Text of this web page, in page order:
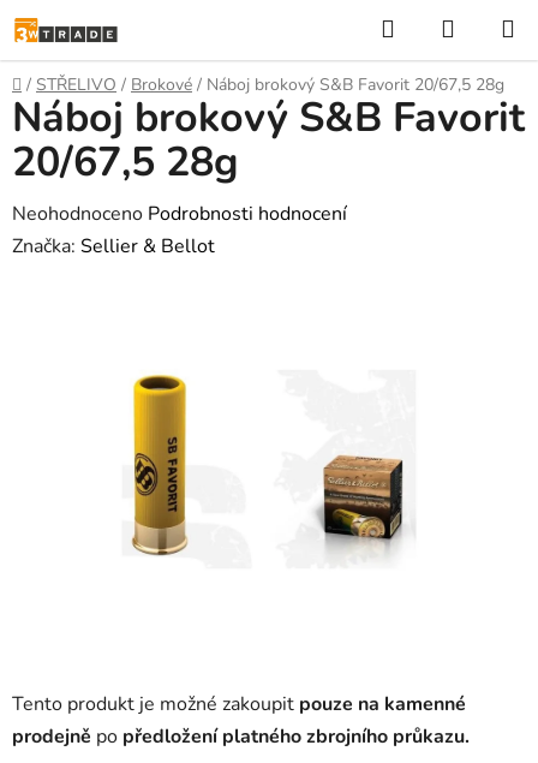
Přejít
na
obsah
Hledat
KOŠÍK
Domů
/ STŘELIVO / Brokové / Náboj brokový S&B Favorit 20/67,5 28g
Tento produkt je možné zakoupit pouze na kamenné
prodejně po předložení platného zbrojního průkazu.
Náboj brokový S&B Favorit
20/67,5 28g
Průměrné
hodnocení
Neohodnoceno Podrobnosti hodnocení
Značka: Sellier & Bellot